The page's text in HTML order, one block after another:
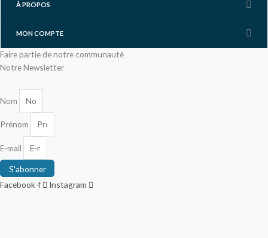
À PROPOS
MON COMPTE
Faire partie de notre communauté
Notre Newsletter
Nom
Prénom
E-mail
S'abonner
Facebook-f
Instagram